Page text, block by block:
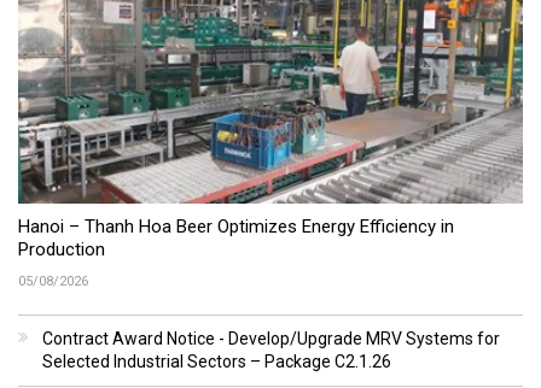
Hanoi – Thanh Hoa Beer Optimizes Energy Efficiency in
Production
05/08/2026
Contract Award Notice - Develop/Upgrade MRV Systems for
Selected Industrial Sectors – Package C2.1.26